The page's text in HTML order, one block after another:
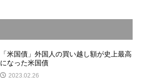
「米国債」外国人の買い越し額が史上最高
になった米国債
2023.02.26